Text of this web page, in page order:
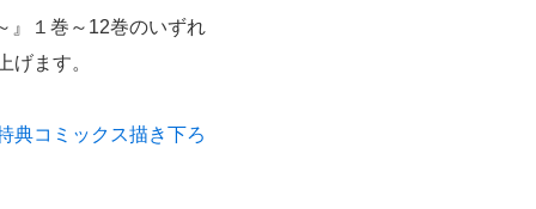
』１巻～12巻のいずれ
げます。
典コミックス描き下ろ